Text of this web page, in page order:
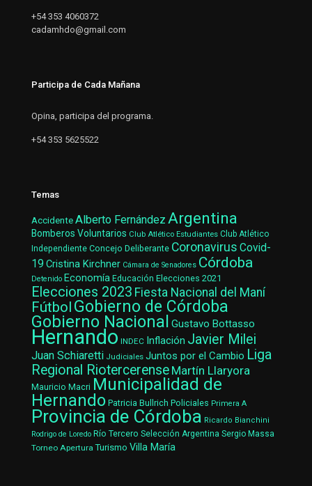
+54 353 4060372
cadamhdo@gmail.com
Participa de Cada Mañana
Opina, participa del programa.
+54 353 5625522
Temas
AccidenteAlberto Fernández Argentina
Bomberos Voluntarios Club Atlético Estudiantes Club Atlético
Independiente Concejo Deliberante Coronavirus Covid-
19 Cristina Kirchner Cámara de Senadores Córdoba
Detenido Economía Educación Elecciones 2021
Elecciones 2023 Fiesta Nacional del Maní
Fútbol Gobierno de Córdoba
Gobierno Nacional Gustavo Bottasso
Hernando INDEC Inflación Javier Milei
Juan Schiaretti Judiciales Juntos por el Cambio Liga
Regional Riotercerense Martín Llaryora
Mauricio Macri Municipalidad de
Hernando Patricia Bullrich Policiales Primera A
Provincia de Córdoba Ricardo Bianchini
Rodrigo de Loredo Río Tercero Selección Argentina Sergio Massa
Torneo Apertura Turismo Villa María